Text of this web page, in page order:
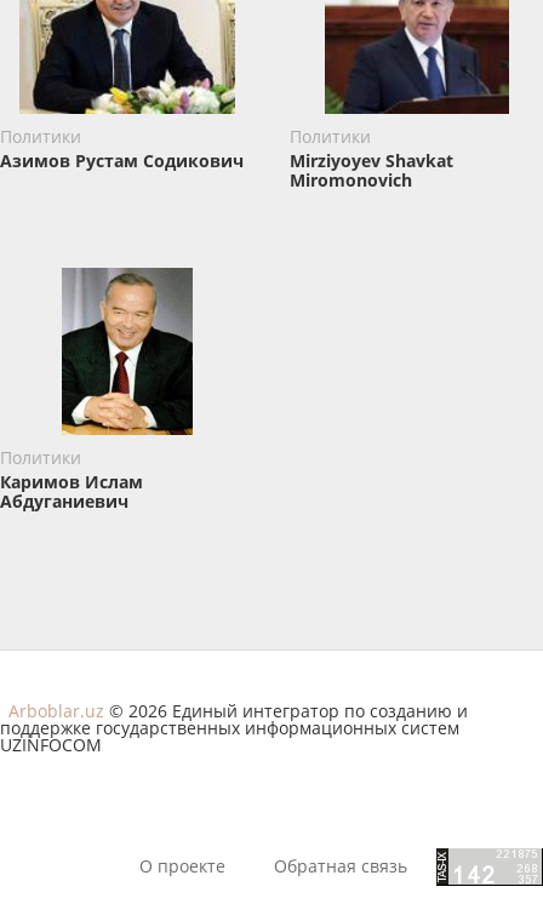
Политики
Азимов Рустам Содикович
Политики
Mirziyoyev Shavkat
Miromonovich
Политики
Каримов Ислам
Абдуганиевич
Arboblar.uz © 2026 Единый интегратор по созданию и
поддержке государственных информационных систем
UZINFOCOM
О проекте Обратная связь